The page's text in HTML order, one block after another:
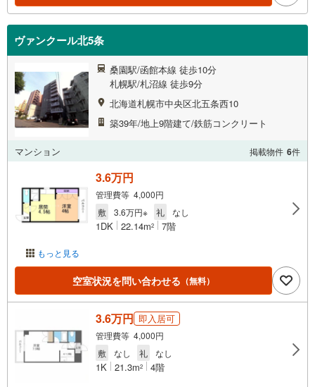
ヴァンクール北5条
桑園駅/函館本線 徒歩10分
札幌駅/札沼線 徒歩9分
北海道札幌市中央区北五条西10
築39年/地上9階建て/鉄筋コンクリート
マンション 掲載物件 6件
もっと見る
3.6万円
管理費等 4,000円
敷
3.6万円※ 礼 なし
1DK 22.14m2 7階
空室状況を問い合わせる （無料）
3.6万円 即入居可
管理費等 4,000円
敷
なし 礼 なし
1K 21.3m2 4階